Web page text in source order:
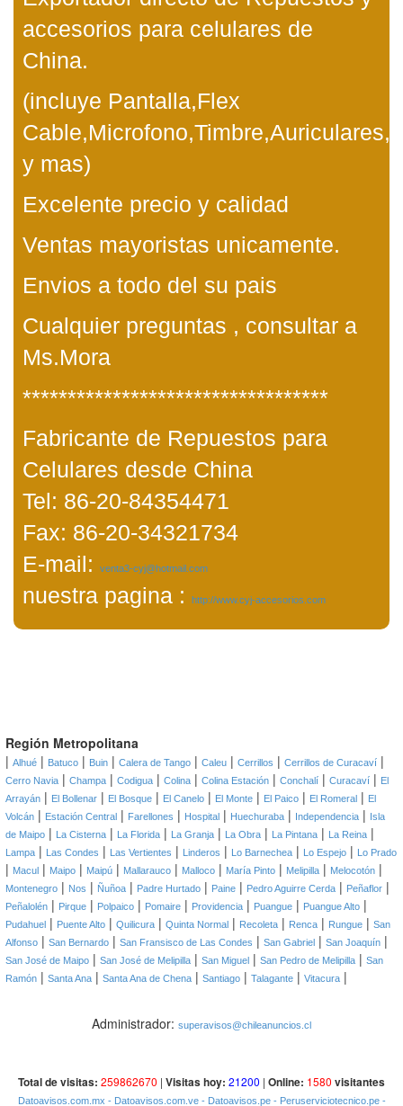
accesorios para celulares de
China.
(incluye Pantalla,Flex
y mas)
Excelente precio y calidad
Ventas mayoristas unicamente.
Envios a todo del su pais
Cualquier preguntas , consultar a
Ms.Mora
**********************************
Fabricante de Repuestos para
Celulares desde China
Tel: 86-20-84354471
Fax: 86-20-34321734
E-mail:
venta3-cyj@hotmail.com
nuestra pagina : http://www.cyj-accesorios.com
Región Metropolitana
| Alhué | Batuco | Buin | Calera de Tango | Caleu | Cerrillos | Cerrillos de Curacaví |
Cerro Navia | Champa | Codigua | Colina | Colina Estación | Conchalí | Curacaví | El
Arrayán | El Bollenar | El Bosque | El Canelo | El Monte | El Paico | El Romeral | El
Volcán | Estación Central | Farellones | Hospital | Huechuraba | Independencia |
Isla
de Maipo | La Cisterna | La Florida | La Granja | La Obra | La Pintana | La Reina |
Lampa | Las Condes | Las Vertientes | Linderos | Lo Barnechea | Lo Espejo | Lo Prado
| Macul | Maipo | Maipú | Mallarauco | Malloco | María Pinto | Melipilla | Melocotón |
Montenegro | Nos | Ñuñoa | Padre Hurtado | Paine | Pedro Aguirre Cerda | Peñaflor |
Peñalolén | Pirque | Polpaico | Pomaire | Providencia | Puangue | Puangue Alto |
Pudahuel | Puente Alto | Quilicura | Quinta Normal | Recoleta | Renca | Rungue | San
Alfonso | San Bernardo | San Fransisco de Las Condes | San Gabriel | San Joaquín |
San José de Maipo | San José de Melipilla | San Miguel | San Pedro de Melipilla | San
Ramón | Santa Ana | Santa Ana de Chena | Santiago | Talagante | Vitacura |
Administrador: superavisos@chileanuncios.cl
Total de visitas: 259862670 | Visitas hoy: 21200 | Online: 1580 visitantes
Datoavisos.com.mx - Datoavisos.com.ve- Datoavisos.pe- Peruserviciotecnico.pe-